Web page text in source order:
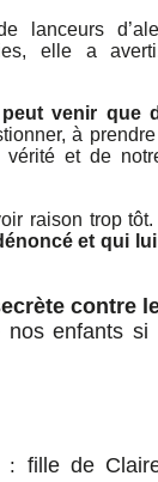
lanceurs
elle a
venir que
à
et de
raison trop tôt.
et qui
contre
enfants si
: fille de